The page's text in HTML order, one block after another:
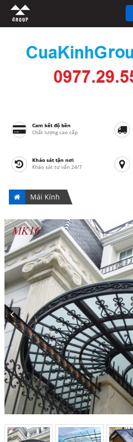
Cam kết độ bền
Chất lượng cao cấp
Khảo sát tận nơi
Khảo sát tư vấn 24/7
Mái Kính